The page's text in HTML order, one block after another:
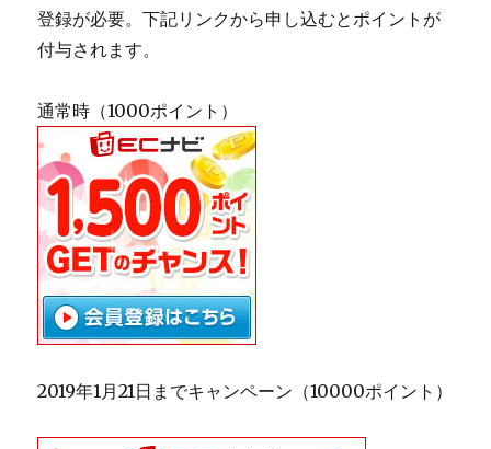
登録が必要。下記リンクから申し込むとポイントが
付与されます。
通常時（1000ポイント）
2019年1月21日までキャンペーン（10000ポイント）